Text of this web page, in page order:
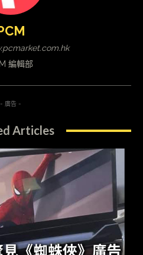
編輯部
- 廣告 -
Articles